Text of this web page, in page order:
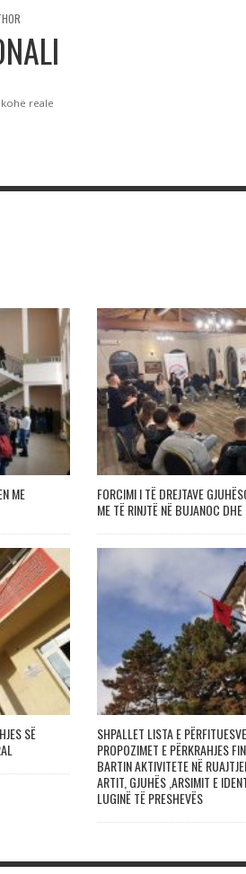
reale
ME
FORCIMI I TË DREJTAVE
ME TË RINJTË NË BUJANOC
SË
SHPALLET LISTA E
PROPOZIMET E PËRKRAHJES
BARTIN AKTIVITETE NË
ARTIT, GJUHËS ,ARSIMIT E
LUGINË TË PRESHEVËS